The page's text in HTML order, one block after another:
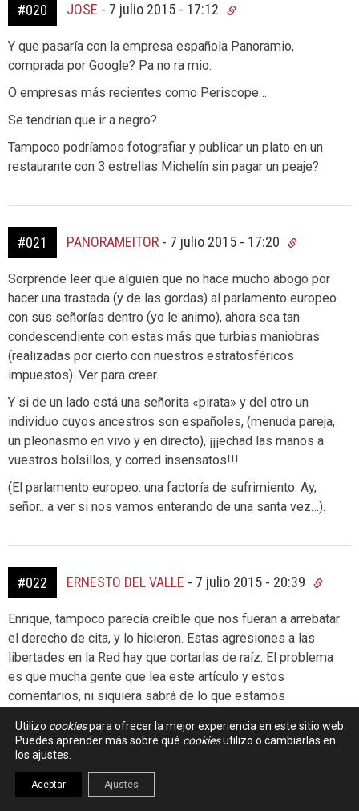
#020 JOSE - 7 julio 2015 - 17:12
Y que pasaría con la empresa española Panoramio,
comprada por Google? Pa no ra mio.
O empresas más recientes como Periscope…
Se tendrían que ir a negro?
Tampoco podríamos fotografiar y publicar un plato en un
restaurante con 3 estrellas Michelín sin pagar un peaje?
#021 PANORAMEITOR - 7 julio 2015 - 17:20
Sorprende leer que alguien que no hace mucho abogó por
hacer una trastada (y de las gordas) al parlamento europeo
con sus señorías dentro (yo le animo), ahora sea tan
condescendiente con estas más que turbias maniobras
(realizadas por cierto con nuestros estratosféricos
impuestos). Ver para creer.
Y si de un lado está una señorita «pirata» y del otro un
individuo cuyos ancestros son españoles, (menuda pareja,
un pleonasmo en vivo y en directo), ¡¡¡echad las manos a
vuestros bolsillos, y corred insensatos!!!
(El parlamento europeo: una factoría de sufrimiento. Ay,
señor.. a ver si nos vamos enterando de una santa vez…).
#022 ERNESTO DEL VALLE - 7 julio 2015 - 20:39
Enrique, tampoco parecía creíble que nos fueran a arrebatar
el derecho de cita, y lo hicieron. Estas agresiones a las
libertades en la Red hay que cortarlas de raíz. El problema
es que mucha gente que lea este artículo y estos
comentarios, ni siquiera sabrá de lo que estamos
#023 MHYST-8 julio 2015 - 03:47
Utilizo cookiespara ofrecer la mejor experiencia en este sitio web.
Puedes aprender más sobre qué cookiesutilizo o cambiarlas en
los ajustes.
Aceptar Ajustes